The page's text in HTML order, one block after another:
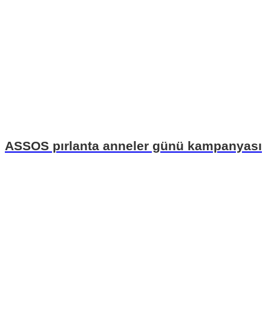
ASSOS pırlanta anneler günü kampanyası